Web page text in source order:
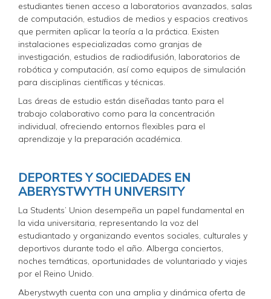
estudiantes tienen acceso a laboratorios avanzados, salas
de computación, estudios de medios y espacios creativos
que permiten aplicar la teoría a la práctica. Existen
instalaciones especializadas como granjas de
investigación, estudios de radiodifusión, laboratorios de
robótica y computación, así como equipos de simulación
para disciplinas científicas y técnicas.
Las áreas de estudio están diseñadas tanto para el
trabajo colaborativo como para la concentración
individual, ofreciendo entornos flexibles para el
aprendizaje y la preparación académica.
DEPORTES Y SOCIEDADES EN
ABERYSTWYTH UNIVERSITY
La Students’ Union desempeña un papel fundamental en
la vida universitaria, representando la voz del
estudiantado y organizando eventos sociales, culturales y
deportivos durante todo el año. Alberga conciertos,
noches temáticas, oportunidades de voluntariado y viajes
por el Reino Unido.
Aberystwyth cuenta con una amplia y dinámica oferta de